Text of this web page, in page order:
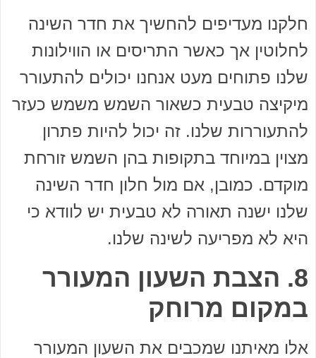
חלקנו מעדיפים להחשיך את חדר השינה
לחלוטין אך כאשר התריסים או הווילונות
שלנו פתוחים מעט אנחנו יכולים להתעורר
מיקיצה טבעית כשאור השמש משמש כעזר
להתעוררות שלנו. זה יכול להיות פתרון
מצוין במיוחד בתקופות בהן השמש זורחת
מוקדם. כמובן, אם מול חלון חדר השינה
שלנו ישנה תאורה לא טבעית יש לוודא כי
היא לא מפריעה לשינה שלנו.
8. הצבת השעון המעורר
במקום מרוחק
אלו מאיתנו שמכבים את השעון המעורר